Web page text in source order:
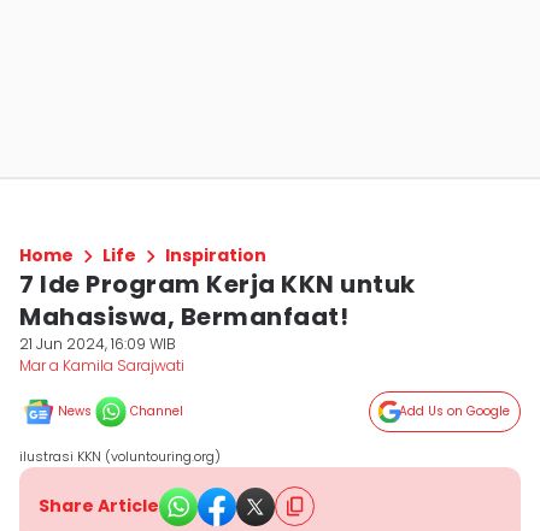
Home Life Inspiration
7 Ide Program Kerja KKN untuk
Mahasiswa, Bermanfaat!
21 Jun 2024, 16:09 WIB
Mar a Kamila Sarajwati
News Channel Add Us on Google
ilustrasi KKN (voluntouring.org)
Share Article